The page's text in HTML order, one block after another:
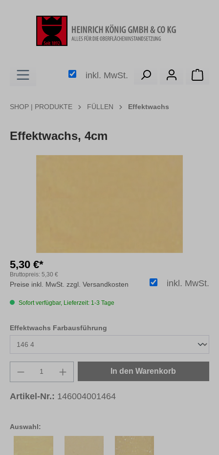
inkl. MwSt.
SHOP | PRODUKTE FÜLLEN Effektwachs
Effektwachs, 4cm
Bildergalerie überspringen
Auswahl:
5,30 €*
Bruttopreis: 5,30 €
inkl. MwSt.
Preise inkl. MwSt. zzgl. Versandkosten
Sofort verfügbar, Lieferzeit: 1-3 Tage
Effektwachs Farbausführung
Produkt Anzahl: Gib den gewünschten
In den Warenkorb
Artikel-Nr.: 146004001464